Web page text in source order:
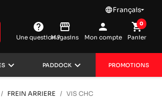
languageFrançais
help
Une question ?
storefront
Magasins
person
Mon compte
shopping_cart
Panier
0
keyboard_arrow_down PADDOCKkeyboard_arrow_down PROMOTIONS
FREIN ARRIERE
VIS CHC